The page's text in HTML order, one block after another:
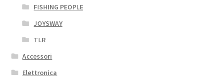
FISHING PEOPLE
JOYSWAY
TLR
Accessori
Elettronica